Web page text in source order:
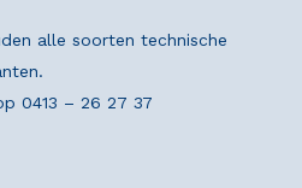
alle soorten technische
0413 – 26 27 37